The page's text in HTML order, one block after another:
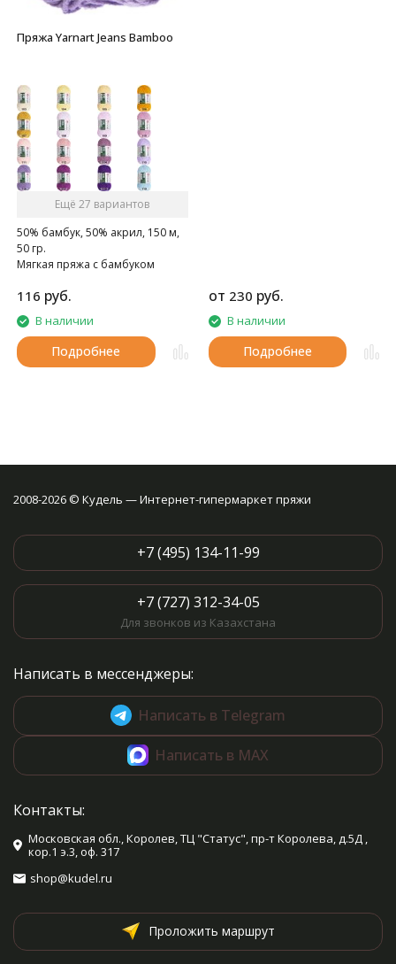
Пряжа Yarnart Jeans Bamboo
Ещё 27 вариантов
50% бамбук, 50% акрил, 150 м,
50 гр.
Мягкая пряжа с бамбуком
116 руб.
В наличии
Подробнее
от 230 руб.
В наличии
Подробнее
2008-2026 © Кудель — Интернет-гипермаркет пряжи
+7 (495) 134-11-99
+7 (727) 312-34-05
Для звонков из Казахстана
Написать в мессенджеры:
Написать в Telegram
Написать в MAX
Контакты:
Московская обл., Королев, ТЦ "Статус", пр-т Королева, д.5Д ,
кор.1 э.3, оф. 317
shop@kudel.ru
Проложить маршрут